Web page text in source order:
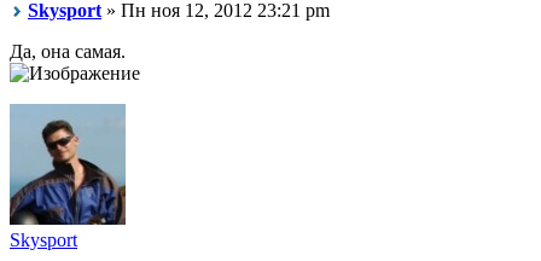
Skysport » Пн ноя 12, 2012 23:21 pm
Да, она самая.
Skysport